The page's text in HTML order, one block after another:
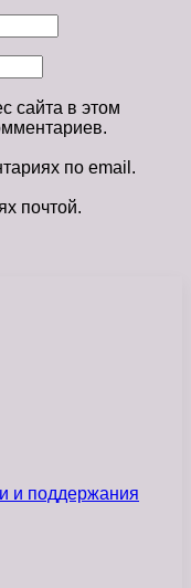
сайта в этом
по email.
почтой.
и поддержания